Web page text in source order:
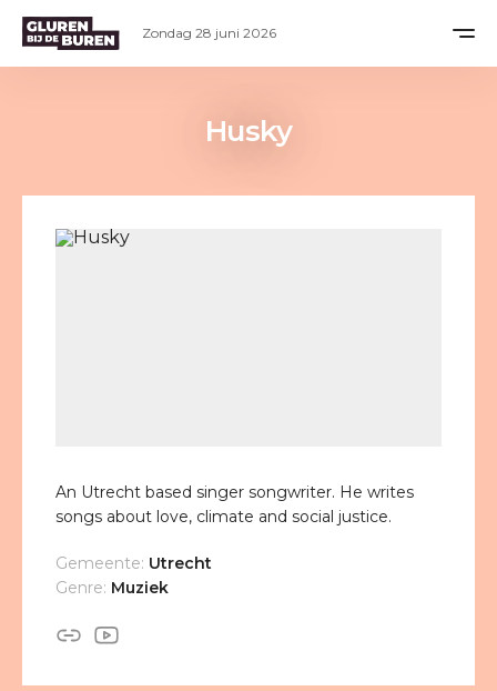
Husky
An Utrecht based singer songwriter. He writes
songs about love, climate and social justice.
Gemeente: Utrecht
Genre: Muziek
Zondag 28 juni 2026